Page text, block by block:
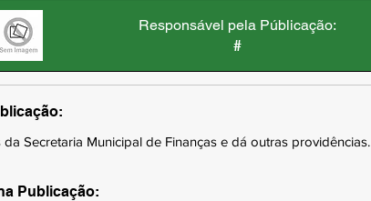
Responsável pela Públicação:
#
Secretaria Municipal de Finanças e dá outras providências.
Publicação: